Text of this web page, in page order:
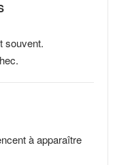
souvent.
à apparaître